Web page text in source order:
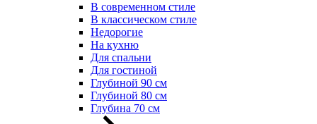
В современном стиле
В классическом стиле
Недорогие
На кухню
Для спальни
Для гостиной
Глубиной 90 см
Глубиной 80 см
Глубина 70 см